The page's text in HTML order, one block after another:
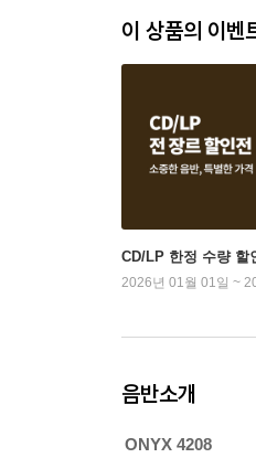
이 상품의 이벤
CD/LP 한정 수량 할
2026년 01월 01일 ~
음반소개
ONYX 4208